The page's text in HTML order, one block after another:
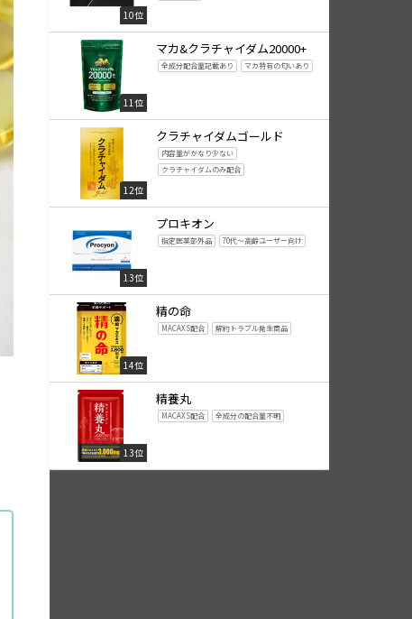
10位
11位
マカ&クラチャイダム20000+
全成分配合量記載あり マカ特有の匂いあり
12位
クラチャイダムゴールド
内容量がかなり少ない
クラチャイダムのみ配合
13位
プロキオン
指定医薬部外品 70代～高齢ユーザー向け
14位
精の命
MACAXS配合 解約トラブル発生商品
13位
精養丸
MACAXS配合 全成分の配合量不明